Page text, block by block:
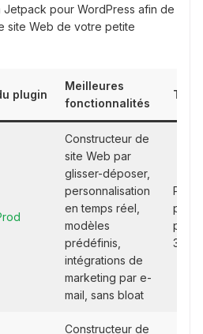
Jetpack pour WordPress afin de
site Web de votre petite
plugin
Meilleures
fonctionnalités
Constructeur de
site Web par
glisser-déposer,
personnalisation
en temps réel,
modèles
prédéfinis,
intégrations de
marketing par e-
mail, sans bloat
Plans
partir
Constructeur de